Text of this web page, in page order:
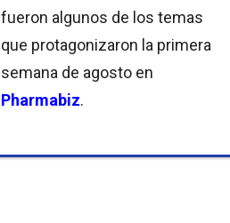
fueron algunos de los temas
que protagonizaron la primera
semana de agosto en
Pharmabiz.